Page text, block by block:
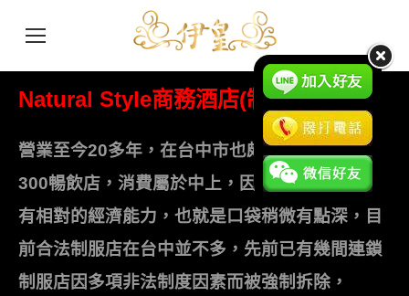
Natural Style商務酒店(制服系列)
營業至今20多年，在台中市也頗有知名度，非
300暢飲店，消費屬於中上，因此顧客素質必須
有相對的經濟能力，也就是口袋稍微有點深，目
前合法制服店在台中並不多，先前已有幾間連鎖
制服店因多項非法制度因素而被強制拆除，